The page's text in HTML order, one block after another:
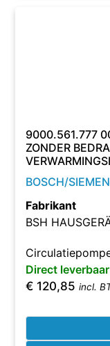
9000.561.777
ZONDER
BOSCH/
Fabrikant
BSH
Direct leverbaar
€ 120,85 incl.